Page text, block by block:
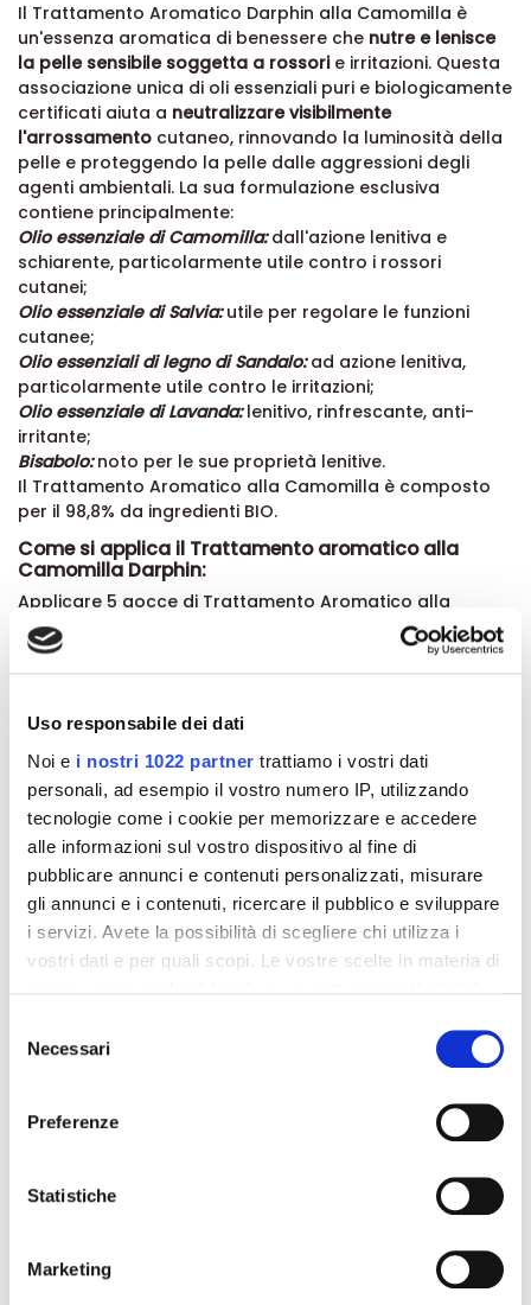
Uso responsabile dei dati
Noi e i nostri 1022 partner trattiamo i vostri dati
personali, ad esempio il vostro numero IP, utilizzando
tecnologie come i cookie per memorizzare e accedere
alle informazioni sul vostro dispositivo al fine di
pubblicare annunci e contenuti personalizzati, misurare
gli annunci e i contenuti, ricercare il pubblico e sviluppare
i servizi. Avete la possibilità di scegliere chi utilizza i
vostri dati e per quali scopi. Le vostre scelte in materia di
modificare o revocare il proprio consenso in qualsiasi
momento dalla Dichiarazione sui cookie o facendo clic
raccogliere informazioni sulla tua posizione
geografica, con un'approssimazione di qualche
Identificare il tuo dispositivo, scansionandolo
delNecessari
Preferenze
Statistiche
Marketing
Il Trattamento Aromatico Darphin alla Camomilla è
un'essenza aromatica di benessere che nutre e lenisce
la pelle sensibile soggetta a rossorie irritazioni. Questa
associazione unica di oli essenziali puri e biologicamente
certificati aiuta a neutralizzare visibilmente
l'arrossamento cutaneo, rinnovando la luminosità della
pelle e proteggendo la pelle dalle aggressioni degli
agenti ambientali. La sua formulazione esclusiva
contiene principalmente:
Olio essenziale di Camomilla:dall'azione lenitiva e
schiarente, particolarmente utile contro i rossori
cutanei;
Olio essenziale di Salvia:utile per regolare le funzioni
cutanee;
Olio essenziali di legno di Sandalo:ad azione lenitiva,
particolarmente utile contro le irritazioni;
Olio essenziale di Lavanda:lenitivo, rinfrescante, anti-
irritante;
Bisabolo:noto per le sue proprietà lenitive.
Il Trattamento Aromatico alla Camomilla è composto
per il 98,8% da ingredienti BIO.
Come si applica il Trattamento aromatico alla
Camomilla Darphin:
Applicare 5 gocce di Trattamento Aromatico alla
Camomilla Darphin alla sera, sulla pelle di viso e collo.
Applicare con sfioramenti partendo dalla zona mediana
del viso verso l'esterno.
Formato:
Dettagli del prodotto
About Darphin
Recensioni
Altri prodotti che potrebbero
-42%